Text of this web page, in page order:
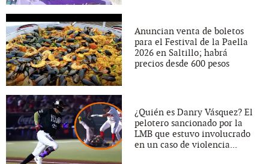
Anuncian venta de boletos
para el Festival de la Paella
2026 en Saltillo; habrá
precios desde 600 pesos
¿Quién es Danry Vásquez? El
pelotero sancionado por la
LMB que estuvo involucrado
en un caso de violencia...